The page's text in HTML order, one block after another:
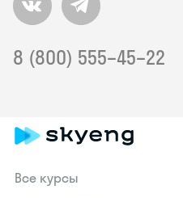
8 (800) 555–45–22
Все курсы